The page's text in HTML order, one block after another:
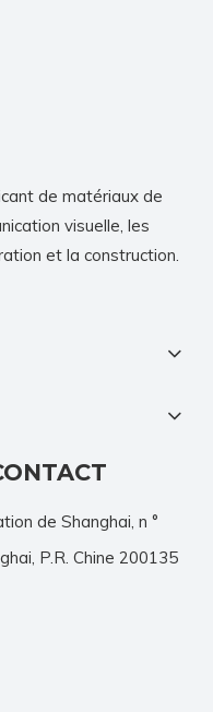
de matériaux de
visuelle, les
et la construction.
de Shanghai, n °
P.R. Chine 200135